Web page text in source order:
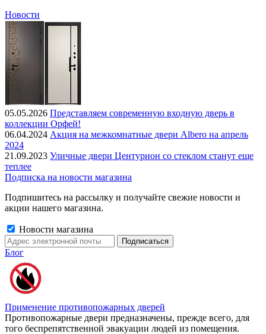
Новости
05.05.2026 Представляем современную входную дверь в
коллекции Орфей!
06.04.2024 Акция на межкомнатные двери Albero на апрель
2024
21.09.2023 Уличные двери Центурион со стеклом станут еще
теплее
Подписка на новости магазина
Подпишитесь на рассылку и получайте свежие новости и
акции нашего магазина.
Новости магазина
Блог
Применение противопожарных дверей
Противопожарные двери предназначены, прежде всего, для
того беспрепятственной эвакуации людей из помещения.